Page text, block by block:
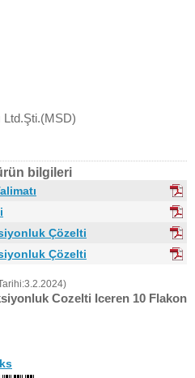
Ltd.Şti.(MSD)
bilgileri
Çözelti
Çözelti
Cozelti Iceren 10 Flakon